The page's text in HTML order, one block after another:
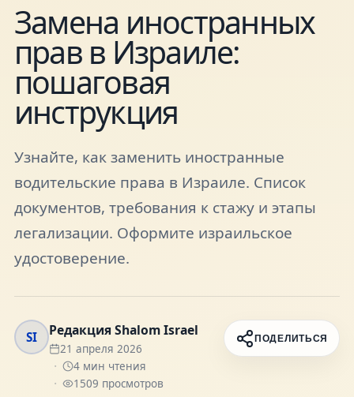
Специалисты
Присоединяйтесь к нам
Замена иностранных
прав в Израиле:
пошаговая
инструкция
Узнайте, как заменить иностранные
водительские права в Израиле. Список
документов, требования к стажу и этапы
легализации. Оформите израильское
удостоверение.
SI Редакция Shalom Israel
21 апреля 2026
4мин чтения
1509 просмотров
ПОДЕЛИТЬСЯ